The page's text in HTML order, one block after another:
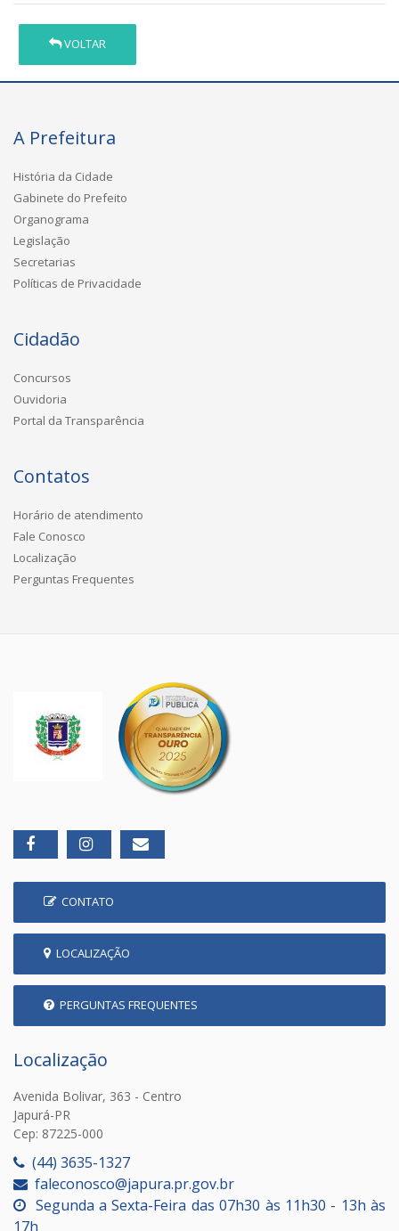
VOLTAR
A Prefeitura
História da Cidade
Gabinete do Prefeito
Organograma
Legislação
Secretarias
Políticas de Privacidade
Cidadão
Concursos
Ouvidoria
Portal da Transparência
Contatos
Horário de atendimento
Fale Conosco
Localização
Perguntas Frequentes
CONTATO
LOCALIZAÇÃO
PERGUNTAS FREQUENTES
Localização
Avenida Bolivar, 363 - Centro
Japurá-PR
Cep: 87225-000
(44) 3635-1327
faleconosco@japura.pr.gov.br
Segunda a Sexta-Feira das 07h30 às 11h30 - 13h às
17h